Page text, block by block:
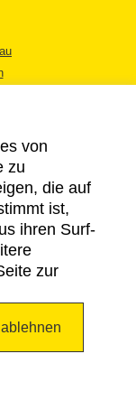
von
zu
die auf
ist,
ihren Surf-
zur